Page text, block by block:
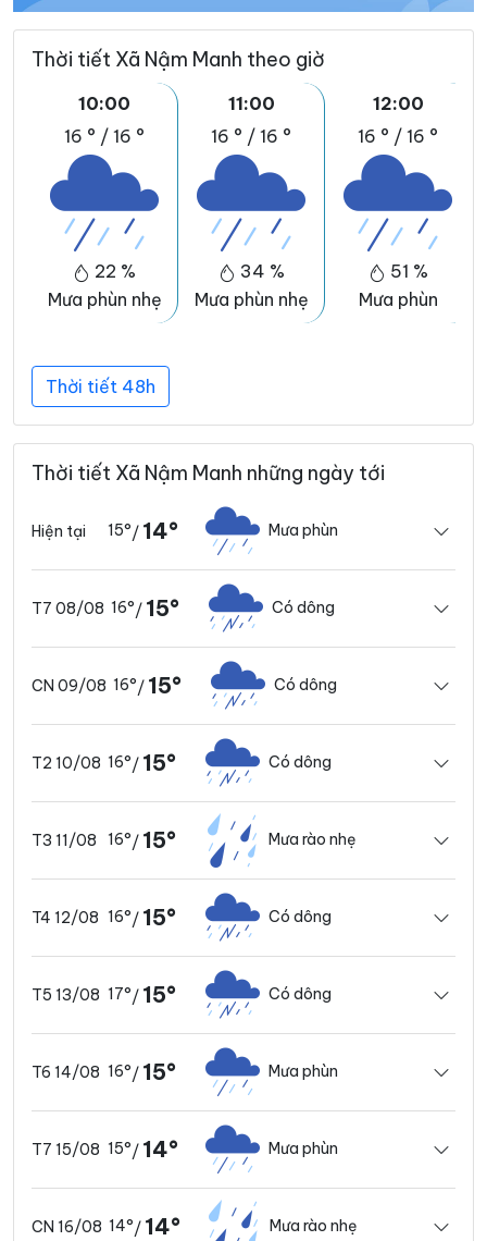
Thời tiết Xã Nậm Manh theo giờ
10:00
16 ° / 16 °
22 %
Mưa phùn nhẹ
11:00
16 ° / 16 °
34 %
Mưa phùn nhẹ
12:00
16 ° / 16 °
51 %
Mưa phùn
Thời tiết 48h
Thời tiết Xã Nậm Manh những ngày tới
Hiện tại 15°/ 14° Mưa phùn
T7 08/08 16°/ 15° Có dông
CN 09/08 16°/ 15° Có dông
T2 10/08 16°/ 15° Có dông
T3 11/08 16°/ 15° Mưa rào nhẹ
T4 12/08 16°/ 15° Có dông
T5 13/08 17°/ 15° Có dông
T6 14/08 16°/ 15° Mưa phùn
T7 15/08 15°/ 14° Mưa phùn
CN 16/08 14°/ 14° Mưa rào nhẹ